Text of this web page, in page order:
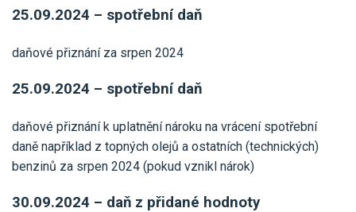
25.09.2024 – spotřební daň
daňové přiznání za srpen 2024
25.09.2024 – spotřební daň
daňové přiznání k uplatnění nároku na vrácení spotřební
daně například z topných olejů a ostatních (technických)
benzinů za srpen 2024 (pokud vznikl nárok)
30.09.2024 – daň z přidané hodnoty